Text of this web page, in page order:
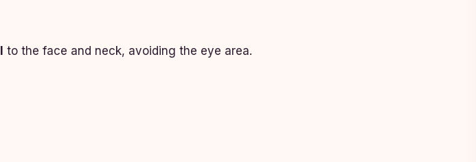
to the face and neck, avoiding the eye area.